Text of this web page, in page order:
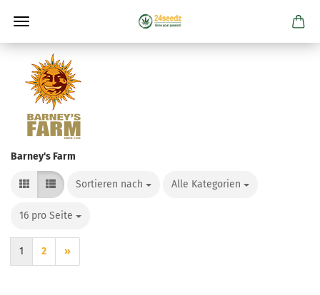
Barney's Farm
Sortieren nach
Sortieren nach Alle Kategorien
pro Seite
16 pro Seite
pro Seite
1 2 »